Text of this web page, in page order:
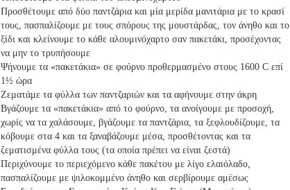
Προσθέτουμε από δύο παντζάρια και μία μερίδα μανιτάρια με το κρασί
τους, πασπαλίζουμε με τους σπόρους της μουστάρδας, τον άνηθο και το
ξίδι και κλείνουμε το κάθε αλουμινόχαρτο σαν πακετάκι, προσέχοντας
να μην το τρυπήσουμε
Ψήνουμε τα «πακετάκια» σε φούρνο προθερμασμένο στους 1600 C επί
1½ ώρα
Ζεματάμε τα φύλλα των παντζαριών και τα αφήνουμε στην άκρη
Βγάζουμε τα «πακετάκια» από το φούρνο, τα ανοίγουμε με προσοχή,
χωρίς να τα χαλάσουμε, βγάζουμε τα παντζάρια, τα ξεφλουδίζουμε, τα
κόβουμε στα 4 και τα ξαναβάζουμε μέσα, προσθέτοντας και τα
ζεματισμένα φύλλα τους (τα οποία πρέπει να είναι ζεστά)
Περιχύνουμε το περιεχόμενο κάθε πακέτου με λίγο ελαιόλαδο,
πασπαλίζουμε με ψιλοκομμένο άνηθο και σερβίρουμε αμέσως